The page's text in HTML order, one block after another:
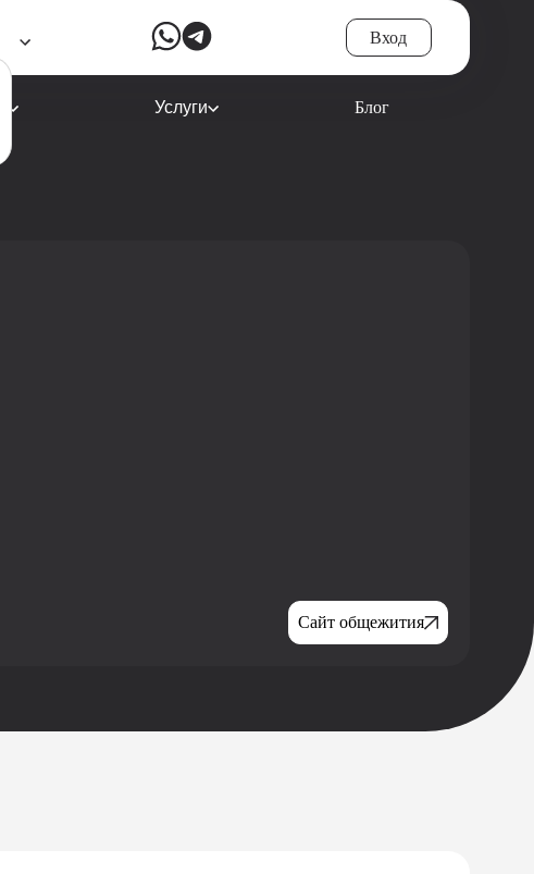
Вход
Услуги Блог
Сайт общежития